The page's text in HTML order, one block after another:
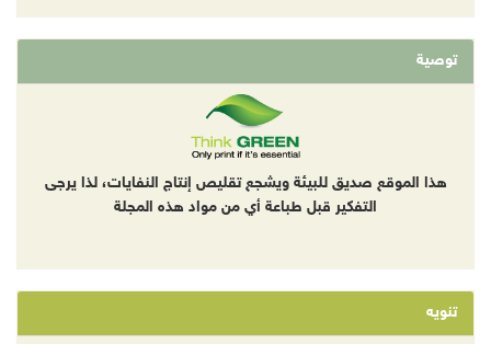
توصية
هذا الموقع صديق للبيئة ويشجع تقليص إنتاج النفايات، لذا يرجى
التفكير قبل طباعة أي من مواد هذه المجلة
تنويه